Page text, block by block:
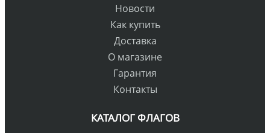
Новости
Как купить
Доставка
О магазине
Гарантия
Контакты
КАТАЛОГ ФЛАГОВ